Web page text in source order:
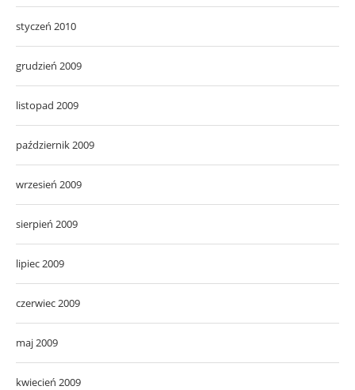
styczeń 2010
grudzień 2009
listopad 2009
październik 2009
wrzesień 2009
sierpień 2009
lipiec 2009
czerwiec 2009
maj 2009
kwiecień 2009